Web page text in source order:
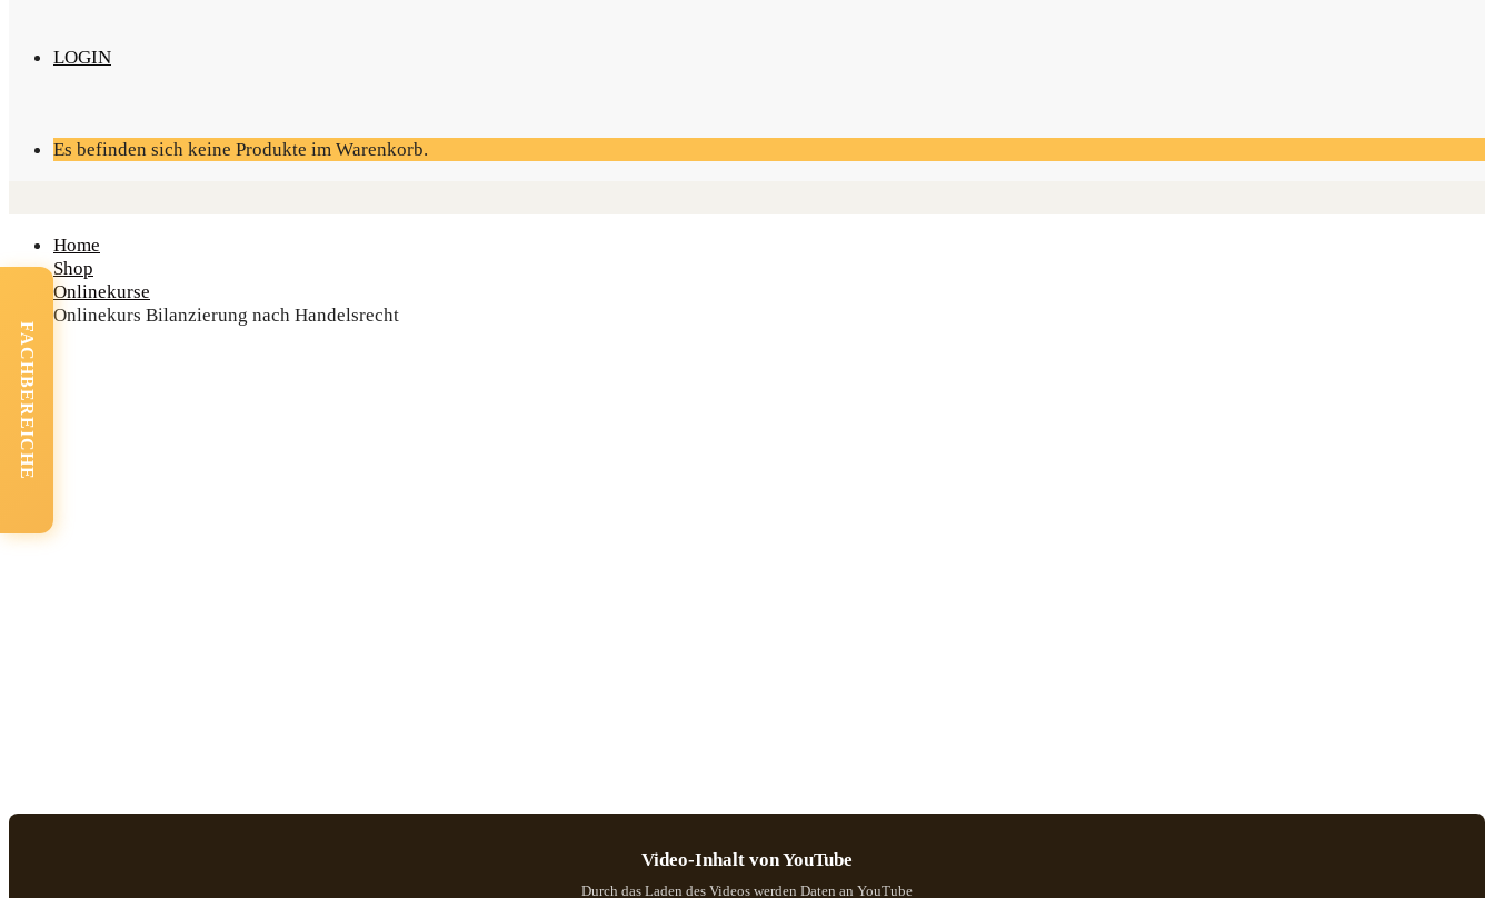
LOGIN
Es befinden sich keine Produkte im Warenkorb.
Home
Shop
Onlinekurse
Online­kurs Bilan­zie­rung nach Handelsrecht
Video-Inhalt von YouTube
Durch das Laden des Videos werden Daten an YouTube
FACHBEREICHE